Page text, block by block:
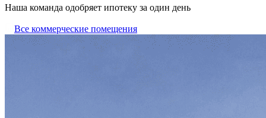
Наша команда одобряет ипотеку за один день
Все коммерческие помещения